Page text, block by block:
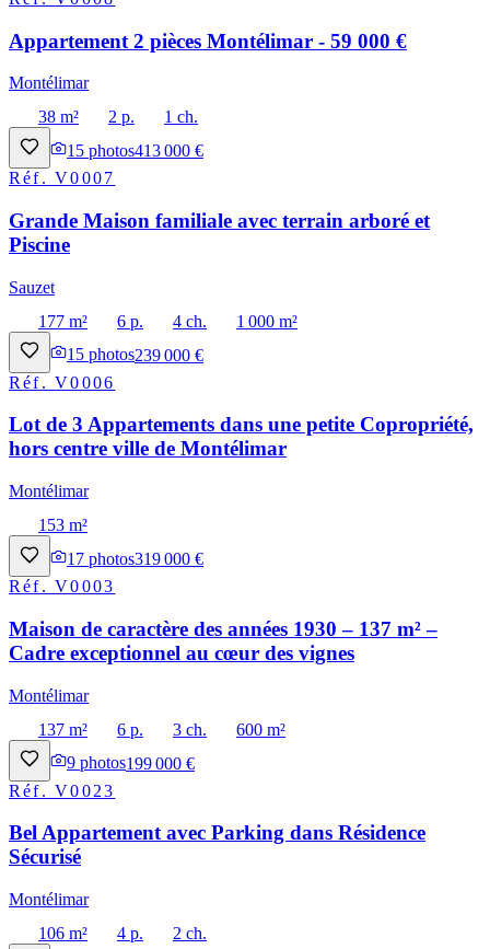
Appartement 2 pièces Montélimar - 59 000 €
Montélimar
38 m²
2 p.
1 ch.
15 photos413 000 €
Réf.V0007
Grande Maison familiale avec terrain arboré et
Piscine
Sauzet
177 m²
6 p. 4 ch.
1 000 m²
15 photos239 000 €
Réf.V0006
Lot de 3 Appartements dans une petite Copropriété,
hors centre ville de Montélimar
Montélimar
153 m²
17 photos319 000 €
Réf.V0003
Maison de caractère des années 1930 – 137 m² –
Cadre exceptionnel au cœur des vignes
Montélimar
137 m²
6 p. 3 ch.
600 m²
9 photos199 000 €
Réf.V0023
Bel Appartement avec Parking dans Résidence
Sécurisé
Montélimar
106 m²
4 p.
2 ch.